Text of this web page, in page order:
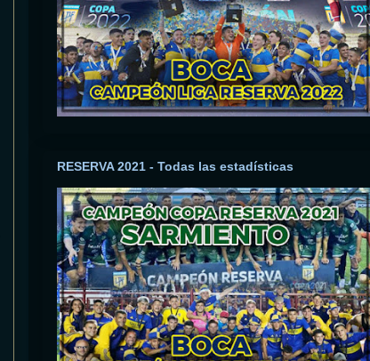
RESERVA 2021 - Todas las estadísticas